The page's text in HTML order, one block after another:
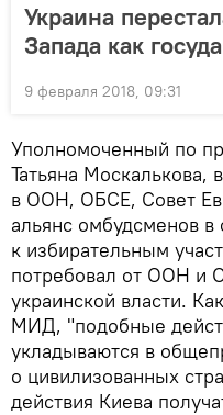
Украина
Запада как
9 февраля 2018, 09:31
Уполномоченный по
Татьяна Москалькова,
в ООН, ОБСЕ, Совет
альянс омбудсменов в
к избирательным
потребовал от ООН и
украинской власти.
МИД, "подобные
укладываются в
о цивилизованных
действия Киева